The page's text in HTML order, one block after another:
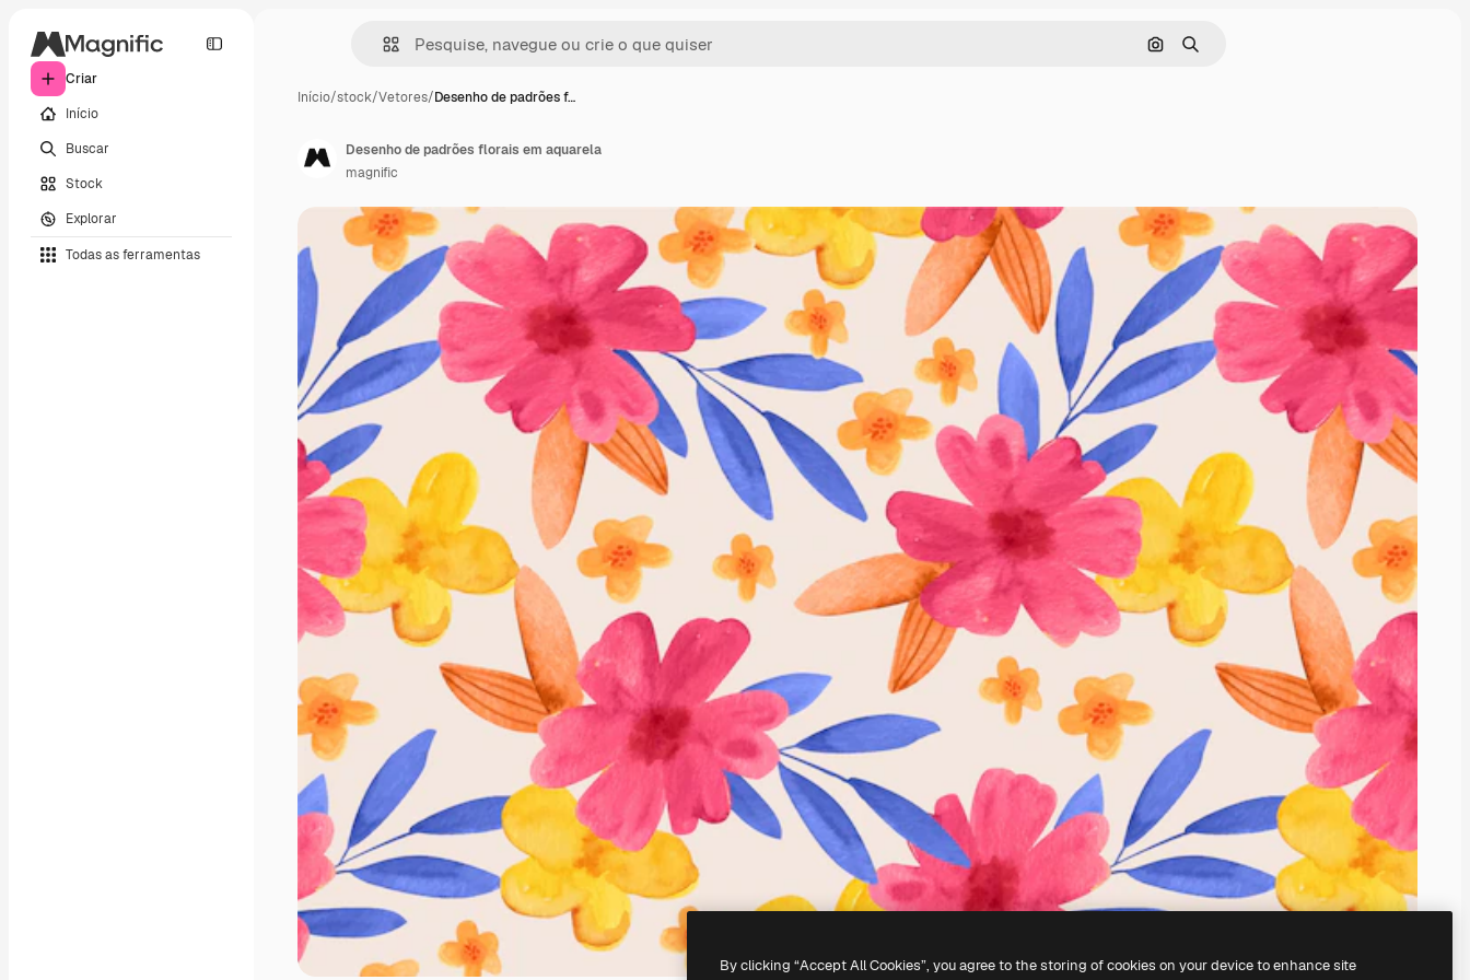
Criar
Início
Buscar
Stock
Explorar
Todas as ferramentas
Pesquisar por imagem
Buscar
Início/stock/Vetores/Desenho de padrões f…
Desenho de padrões florais em aquarela
magnific
By clicking “Accept All Cookies”, you agree to the storing of cookies on your device to enhance site